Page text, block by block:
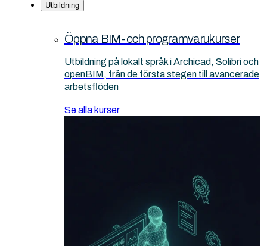
Utbildning
Öppna BIM- och programvarukurser
Utbildning på lokalt språk i Archicad, Solibri och
openBIM, från de första stegen till avancerade
arbetsflöden
Se alla kurser